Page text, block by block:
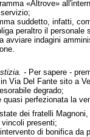
«Altrove»
suddetto, infatti,
peraltro il
avviare indagini
-Per sapere -
Via Del Fante sito a
degrado;
perfezionata la
dei fratelli
presenti;
di bonifica